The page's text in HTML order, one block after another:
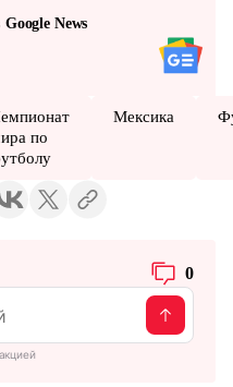
News
по
Мексика
0